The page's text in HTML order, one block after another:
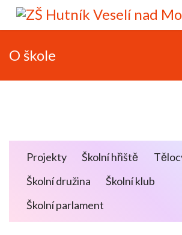
O škole
Projekty Školní hřiště
Školní družina
Školní klub
Školní parlament